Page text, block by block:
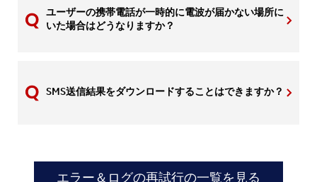
ユーザーの携帯電話が一時的に電波が届かない場所に
いた場合はどうなりますか？
SMS送信結果をダウンロードすることはできますか？
エラー＆ログの再試行の一覧を見る